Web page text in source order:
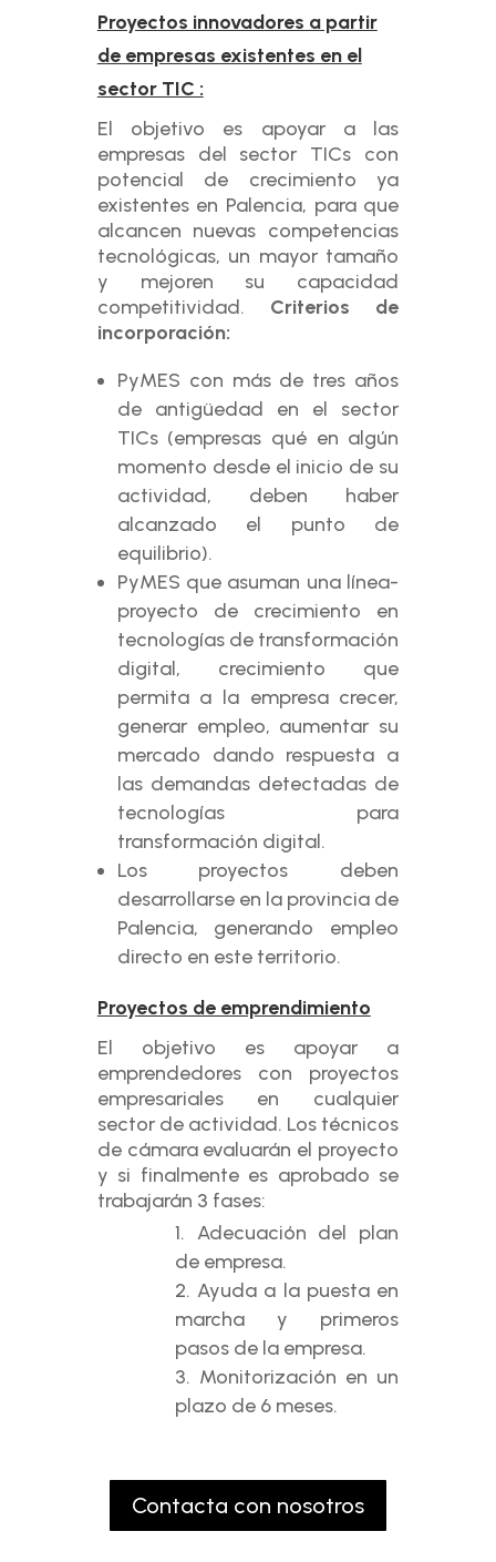
Proyectos innovadores a partir
de empresas existentes en el
sector TIC :
El objetivo es apoyar a las
empresas del sector TICs con
potencial de crecimiento ya
existentes en Palencia, para que
alcancen nuevas competencias
tecnológicas, un mayor tamaño
y mejoren su capacidad
competitividad. Criterios de
incorporación:
PyMES con más de tres años
de antigüedad en el sector
TICs (empresas qué en algún
momento desde el inicio de su
actividad, deben haber
alcanzado el punto de
equilibrio).
PyMES que asuman una línea-
proyecto de crecimiento en
tecnologías de transformación
digital, crecimiento que
permita a la empresa crecer,
generar empleo, aumentar su
mercado dando respuesta a
las demandas detectadas de
tecnologías para
transformación digital.
Los proyectos deben
desarrollarse en la provincia de
Palencia, generando empleo
directo en este territorio.
Proyectos de emprendimiento
El objetivo es apoyar a
emprendedores con proyectos
empresariales en cualquier
sector de actividad. Los técnicos
de cámara evaluarán el proyecto
y si finalmente es aprobado se
trabajarán 3 fases:
Adecuación del plan
de empresa.
Ayuda a la puesta en
marcha y primeros
pasos de la empresa.
Monitorización en un
plazo de 6 meses.
Contacta con nosotros